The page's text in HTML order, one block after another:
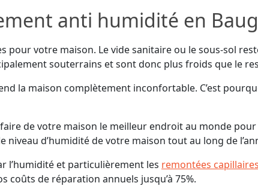
anti humidité en
pour votre maison. Le vide sanitaire ou le sous-sol
souterrains et sont donc plus froids que le
la maison complètement inconfortable. C’est
de votre maison le meilleur endroit au monde
d’humidité de votre maison tout au long de
l’humidité et particulièrement les remontées
de réparation annuels jusqu’à 75%.